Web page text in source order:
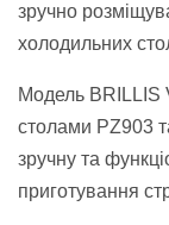
зручно
холодильних
Модель BRILLIS
столами PZ903
зручну та
приготування